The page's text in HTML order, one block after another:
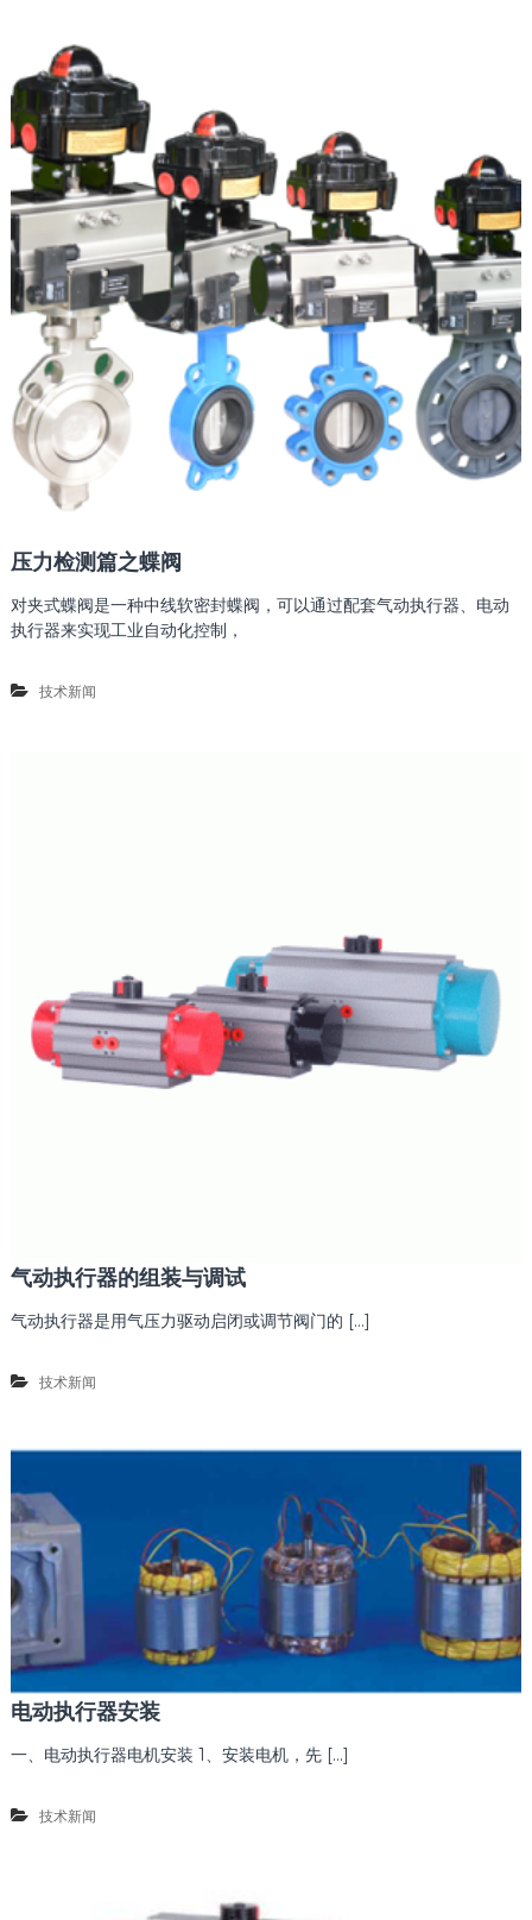
压力检测篇之蝶阀
对夹式蝶阀是一种中线软密封蝶阀，可以通过配套气动执行器、电动
执行器来实现工业自动化控制，
技术新闻
气动执行器的组装与调试
气动执行器是用气压力驱动启闭或调节阀门的 […]
技术新闻
电动执行器安装
一、电动执行器电机安装 1、安装电机，先 […]
技术新闻